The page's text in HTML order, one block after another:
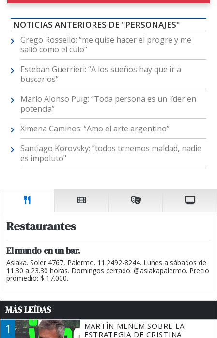
NOTICIAS ANTERIORES DE "PERSONAJES"
Grego Rossello: “me quise hacer el progre y me
salió como el culo”
Esteban Guerrieri: “A los sueños hay que ir a
buscarlos”
Mario Alonso Puig: “Toda persona es un líder en
potencia”
Ximena Caminos: “Amo el arte argentino”
Santiago Korovsky: “todos tenemos maldad, nadie
es impoluto"
Restaurantes
El mundo en un bar.
Asiaka. Soler 4767, Palermo. 11.2492-8244. Lunes a sábados de
11.30 a 23.30 horas. Domingos cerrado. @asiakapalermo. Precio
promedio: $ 17.000.
MÁS LEÍDAS
1
MARTÍN MENEM SOBRE LA
ESTRATEGIA DE CRISTINA